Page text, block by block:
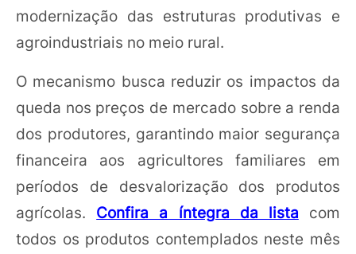
modernização das estruturas produtivas e
agroindustriais no meio rural.
O mecanismo busca reduzir os impactos da
queda nos preços de mercado sobre a renda
dos produtores, garantindo maior segurança
financeira aos agricultores familiares em
períodos de desvalorização dos produtos
agrícolas. Confira a íntegra da lista com
todos os produtos contemplados neste mês